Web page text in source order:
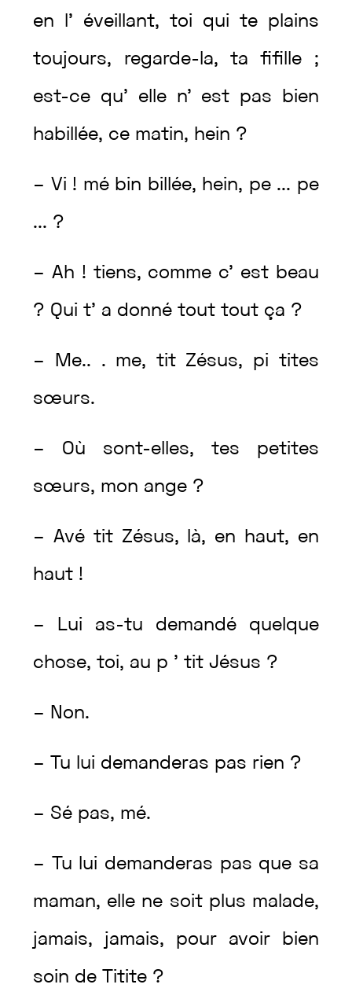
en l’ éveillant,toi qui te plains
toujours, regarde-la,tafifille ;
est-ce qu’ elle n’ est pas bien
habillée, ce matin, hein ?
– Vi ! mé bin billée, hein, pe ... pe
... ?
–Ah ! tiens, comme c’ est beau
? Quit’ a donnétouttout ça ?
– Me.. . me, tit Zésus, pi tites
sœurs.
– Où sont-elles, tes petites
sœurs, mon ange ?
–Avé tit Zésus, là, en haut, en
haut !
– Lui as-tu demandé quelque
chose,toi, au p ’titJésus ?
– Non.
– Tu lui demanderas pas rien ?
– Sé pas, mé.
– Tu lui demanderas pas que sa
maman, elle ne soit plus malade,
jamais, jamais, pour avoir bien
soin de Titite ?